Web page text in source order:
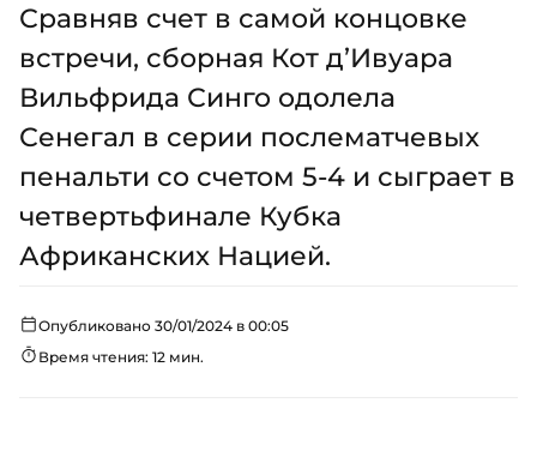
Сравняв счет в самой концовке
встречи, сборная Кот д’Ивуара
Вильфрида Синго одолела
Сенегал в серии послематчевых
пенальти со счетом 5-4 и сыграет в
четвертьфинале Кубка
Африканских Нацией.
Опубликовано 30/01/2024 в 00:05
Время чтения: 12 мин.